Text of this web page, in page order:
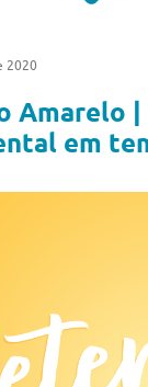
2020
Amarelo |
em